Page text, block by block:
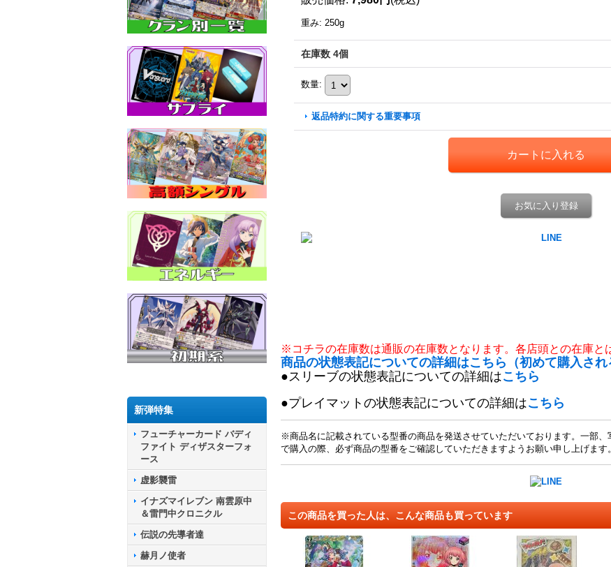
新弾特集
フューチャーカード バディ
ファイト ディザスターフォ
ース
虚影襲雷
イナズマイレブン 南雲原中
＆雷門中クロニクル
伝説の先導者達
赫月ノ使者
重み: 250g
在庫数 4個
数量:
返品特約に関する重要事項
お気に入り登録
※コチラの在庫数は通販の在庫数となります。各店頭との在庫と
商品の状態表記についての詳細はこちら（初めて購入され
●スリーブの状態表記についての詳細はこちら
●プレイマットの状態表記についての詳細はこちら
※商品名に記載されている型番の商品を発送させていただいております。一部
で購入の際、必ず商品の型番をご確認していただきますようお願い申し上げます。
この商品を買った人は、こんな商品も買っています